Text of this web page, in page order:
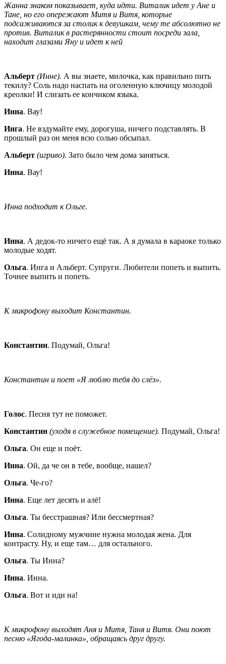
Жанна знаком показывает, куда идти. Виталик идет у Ане и
Тане, но его опережают Митя и Витя, которые
подсаживаются за столик к девушкам, чему те абсолютно не
против. Виталик в растерянности стоит посреди зала,
находит глазами Яну и идет к ней
Альберт (Инне). А вы знаете, милочка, как правильно пить
текилу? Соль надо наспать на оголенную ключицу молодой
креолки! И слизать ее кончиком языка.
Инна. Вау!
Инга. Не вздумайте ему, дорогуша, ничего подставлять. В
прошлый раз он меня всю солью обсыпал.
Альберт (игриво). Зато было чем дома заняться.
Инна. Вау!
Инна подходит к Ольге.
Инна. А дедок-то ничего ещё так. А я думала в караоке только
молодые ходят.
Ольга. Инга и Альберт. Супруги. Любители попеть и выпить.
Точнее выпить и попеть.
К микрофону выходит Константин.
Константин. Подумай, Ольга!
Константин и поет «Я люблю тебя до слёз».
Голос. Песня тут не поможет.
Константин (уходя в служебное помещение). Подумай, Ольга!
Ольга. Он еще и поёт.
Инна. Ой, да че он в тебе, вообще, нашел?
Ольга. Че-го?
Инна. Еще лет десять и алё!
Ольга. Ты бесстрашная? Или бессмертная?
Инна. Солидному мужчине нужна молодая жена. Для
контрасту. Ну, и еще там… для остального.
Ольга. Ты Инна?
Инна. Инна.
Ольга. Вот и иди на!
К микрофону выходят Аня и Митя, Таня и Витя. Они поют
песню «Ягода-малинка», обращаясь друг другу.